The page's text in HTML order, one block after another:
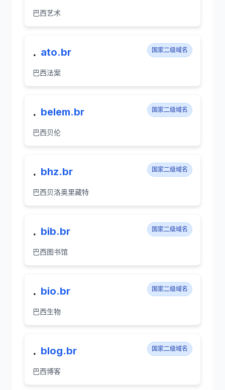
巴西艺术
. ato.br 国家二级域名
巴西法案
. belem.br 国家二级域名
巴西贝伦
. bhz.br 国家二级域名
巴西贝洛奥里藏特
. bib.br 国家二级域名
巴西图书馆
. bio.br 国家二级域名
巴西生物
. blog.br 国家二级域名
巴西博客